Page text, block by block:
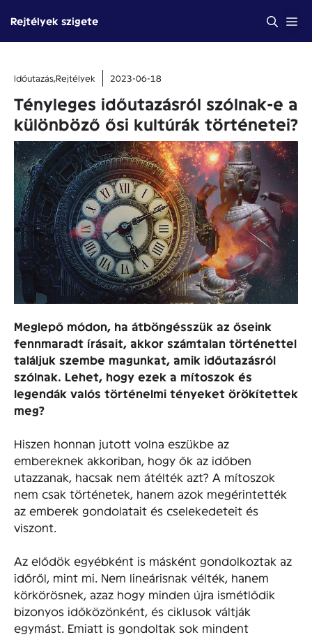
tartalomba
Rejtélyek szigete
Időutazás,Rejtélyek 2023-06-18
Tényleges időutazásról szólnak-e a
különböző ősi kultúrák történetei?
Meglepő módon, ha átböngésszük az őseink
fennmaradt írásait, akkor számtalan történettel
találjuk szembe magunkat, amik időutazásról
szólnak. Lehet, hogy ezek a mítoszok és
legendák valós történelmi tényeket örökítettek
meg?
Hiszen honnan jutott volna eszükbe az
embereknek akkoriban, hogy ők az időben
utazzanak, hacsak nem átélték azt? A mítoszok
nem csak történetek, hanem azok megérintették
az emberek gondolatait és cselekedeteit és
viszont.
Az elődök egyébként is másként gondolkoztak az
időről, mint mi. Nem lineárisnak vélték, hanem
körkörösnek, azaz hogy minden újra ismétlődik
bizonyos időközönként, és ciklusok váltják
egymást. Emiatt is gondoltak sok mindent